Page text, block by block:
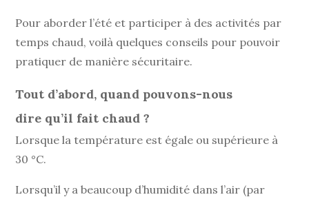
Pour aborder l’été et participer à des activités par
temps chaud, voilà quelques conseils pour pouvoir
pratiquer de manière sécuritaire.
Tout d’abord, quand pouvons-nous
dire qu’il fait chaud ?
Lorsque la température est égale ou supérieure à
30 °C.
Lorsqu’il y a beaucoup d’humidité dans l’air (par